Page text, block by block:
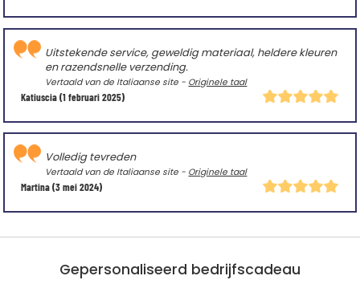
Katiuscia(1 februari 2025)
Uitstekende service, geweldig materiaal, heldere kleuren
en razendsnelle verzending.
Vertaald van de Italiaanse site - Originele taal
Martina(3 mei 2024)
Volledig tevreden
Vertaald van de Italiaanse site - Originele taal
Gepersonaliseerd bedrijfscadeau